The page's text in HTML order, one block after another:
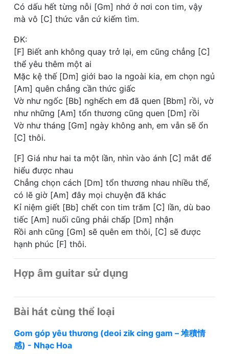
Có dấu hết từng nỗi [Gm] nhớ ở nơi con tim, vậy
mà vô [C] thức vẫn cứ kiếm tìm.
ĐK:
[F] Biết anh không quay trở lại, em cũng chẳng [C]
thể yêu thêm một ai
Mặc kệ thế [Dm] giới bao la ngoài kia, em chọn ngủ
[Am] quên chẳng cần thức giấc
Vờ như ngốc [Bb] nghếch em đã quen [Bbm] rồi, vờ
như những [Am] tổn thương cũng quen [Dm] rồi
Vờ như tháng [Gm] ngày không anh, em vẫn sẽ ổn
[C] thôi.
[F] Giá như hai ta một lần, nhìn vào ánh [C] mắt để
hiểu được nhau
Chẳng chọn cách [Dm] tổn thương nhau nhiều thế,
có lẽ giờ [Am] đây mọi chuyện đã khác
Kỉ niệm giết [Bb] chết con tim trăm [C] lần, dù bao
tiếc [Am] nuối cũng phải chấp [Dm] nhận
Rồi anh cũng [Gm] sẽ quên em thôi, [C] sẽ được
hạnh phúc [F] thôi.
Hợp âm guitar sử dụng
Bài hát cùng thể loại
Gom góp yêu thương (deoi zik cing gam – 堆積情
感) - Nhạc Hoa